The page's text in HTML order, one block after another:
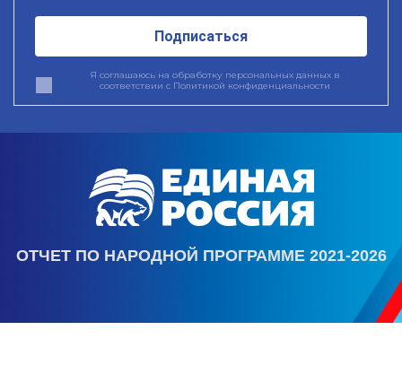
Подписаться
Я соглашаюсь на обработку персональных данных в
соответствии с Политикой конфиденциальности
ОТЧЕТ ПО НАРОДНОЙ ПРОГРАММЕ 2021-2026